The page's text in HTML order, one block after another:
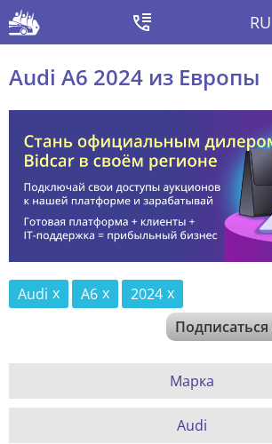
RU
Audi A6 2024 из Европы
Audi A6
2024
Марка
Audi